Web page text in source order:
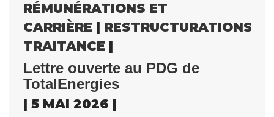
RÉMUNÉRATIONS ET
CARRIÈRE | RESTRUCTURATIONS
TRAITANCE |
Lettre ouverte au PDG de
TotalEnergies
| 5 MAI 2026 |